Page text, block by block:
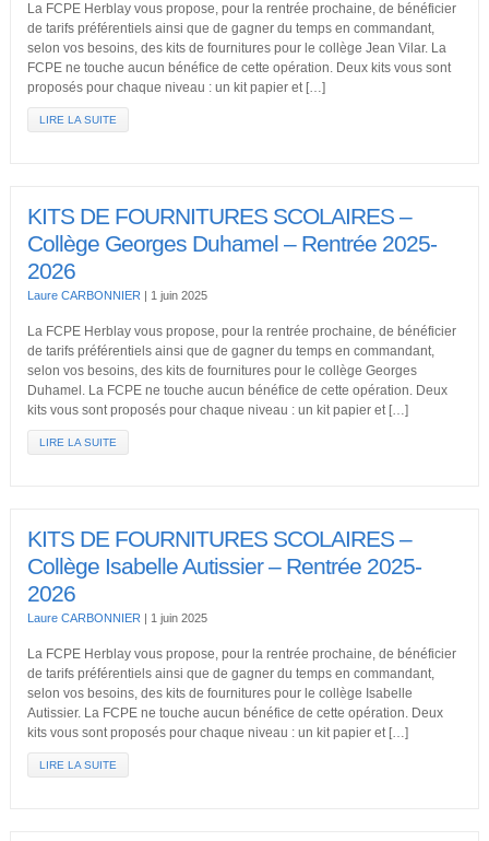
La FCPE Herblay vous propose, pour la rentrée prochaine, de bénéficier
de tarifs préférentiels ainsi que de gagner du temps en commandant,
selon vos besoins, des kits de fournitures pour le collège Jean Vilar. La
FCPE ne touche aucun bénéfice de cette opération. Deux kits vous sont
proposés pour chaque niveau : un kit papier et […]
LIRE LA SUITE
KITS DE FOURNITURES SCOLAIRES –
Collège Georges Duhamel – Rentrée 2025-
2026
Laure CARBONNIER 1 juin 2025
La FCPE Herblay vous propose, pour la rentrée prochaine, de bénéficier
de tarifs préférentiels ainsi que de gagner du temps en commandant,
selon vos besoins, des kits de fournitures pour le collège Georges
Duhamel. La FCPE ne touche aucun bénéfice de cette opération. Deux
kits vous sont proposés pour chaque niveau : un kit papier et […]
LIRE LA SUITE
KITS DE FOURNITURES SCOLAIRES –
Collège Isabelle Autissier – Rentrée 2025-
2026
Laure CARBONNIER 1 juin 2025
La FCPE Herblay vous propose, pour la rentrée prochaine, de bénéficier
de tarifs préférentiels ainsi que de gagner du temps en commandant,
selon vos besoins, des kits de fournitures pour le collège Isabelle
Autissier. La FCPE ne touche aucun bénéfice de cette opération. Deux
kits vous sont proposés pour chaque niveau : un kit papier et […]
LIRE LA SUITE